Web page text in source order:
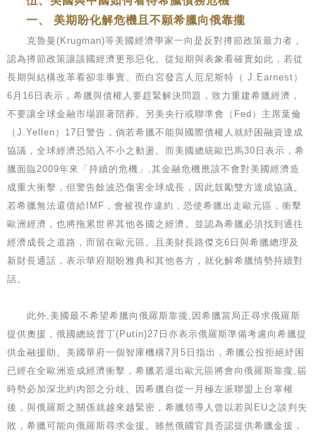
一、 美期盼化解危機且不願希臘向俄靠攏
克魯曼(Krugman)等美國經濟學家一向是反對撙節政策最力者，
認為撙節政策讓該國經濟更形惡化。從短期與表象看確實如此，若從
長期與結構改革看卻非事實。而白宮發言人厄尼斯特（ J.Earnest）
6月16日表示，希臘與債權人要趕緊解決問題，致力重建希臘經濟，
不要讓全球金融市場跟著陪葬。另美央行或聯準會（Fed）主席葉倫
（J.Yellen）17日警告，倘若希臘不能與國際債權人就紓困融資達成
協議，全球經濟恐陷入不小之動盪。而美國總統歐巴馬30日表示，希
臘面臨2009年來「持續的危機」,其金融危機應該不會對美國經濟造
成重大衝擊，但警告餘波恐傷害全球成長，因此鼓勵雙方達成協議。
若希臘無法還債給IMF，會被視作違約，恐使希臘出走歐元區，衝擊
歐洲經濟，也將拖累世界其他各國之經濟。並認為希臘必須找到通往
經濟成長之道路，而留在歐元區。且美財長路傑克6日與希臘總理及
新財長通話，表示華府期盼雅典和其他各方，就化解希臘情勢持續對
話。
此外,美國最不希望希臘向俄羅斯靠攏,因希臘當局正尋求俄羅斯
提供奧援，俄國總統普丁(Putin)27日亦表示俄羅斯準備考慮向希臘提
供金融援助。美國華府一個智庫機構7月5日指出，希臘公投拒絕紓困
已經在全歐洲造成經濟衝擊，希臘若退出歐元區將會向俄羅斯靠攏,屆
時勢必加深北約內部之分歧。因希臘自從一月極左派聯盟上台掌權
後，與俄羅斯之關係就越來越緊密，希臘領導人曾以若與EU之談判失
敗，希臘可能向俄羅斯尋求金援。雖然俄國官員否認提供希臘金援，